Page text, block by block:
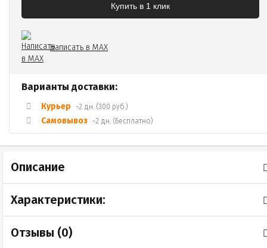
Купить в 1 клик
Написать в MAX
Варианты доставки:
Курьер ~2 дн. (300 руб.)
Самовывоз ~2 дн. (Бесплатно)
Описание
Характеристики:
Отзывы (0)